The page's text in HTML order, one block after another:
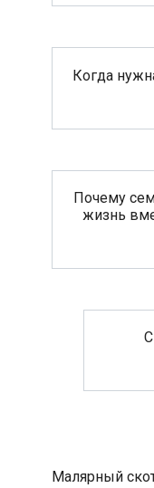
Когда
Почему
жизнь
Малярный